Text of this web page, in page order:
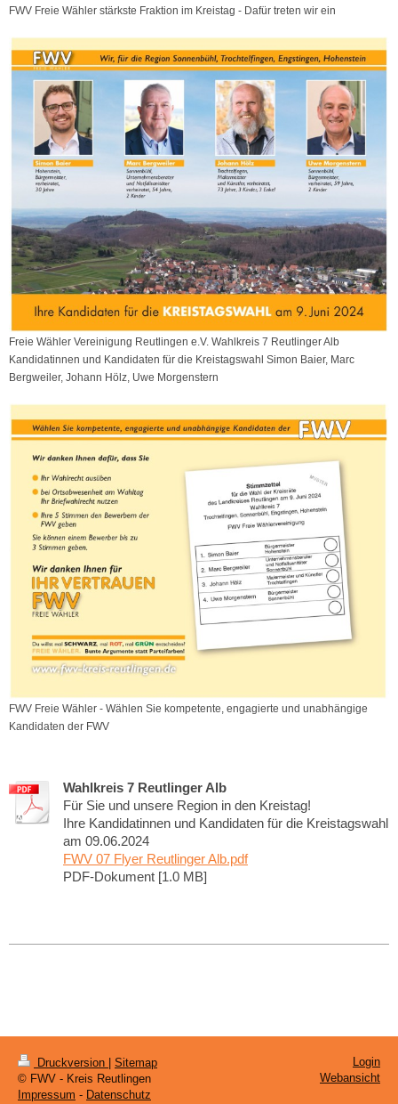
FWV Freie Wähler stärkste Fraktion im Kreistag - Dafür treten wir ein
Freie Wähler Vereinigung Reutlingen e.V. Wahlkreis 7 Reutlinger Alb
Kandidatinnen und Kandidaten für die Kreistagswahl Simon Baier, Marc
Bergweiler, Johann Hölz, Uwe Morgenstern
FWV Freie Wähler - Wählen Sie kompetente, engagierte und unabhängige
Kandidaten der FWV
Wahlkreis 7 Reutlinger Alb
Für Sie und unsere Region in den Kreistag!
Ihre Kandidatinnen und Kandidaten für die Kreistagswahl
am 09.06.2024
FWV 07 Flyer Reutlinger Alb.pdf
PDF-Dokument [1.0 MB]
Druckversion
Sitemap
© FWV - Kreis Reutlingen
Impressum - Datenschutz
Login
Webansicht